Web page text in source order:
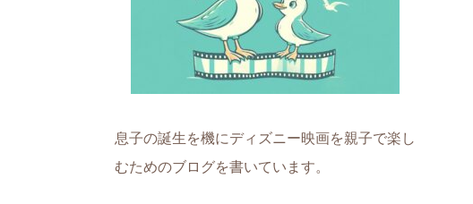
息子の誕生を機にディズニー映画を親子で楽し
むためのブログを書いています。